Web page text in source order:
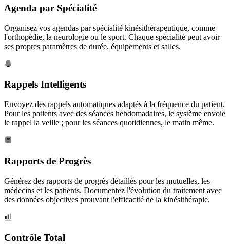
Agenda par Spécialité
Organisez vos agendas par spécialité kinésithérapeutique, comme
l'orthopédie, la neurologie ou le sport. Chaque spécialité peut avoir
ses propres paramètres de durée, équipements et salles.
Rappels Intelligents
Envoyez des rappels automatiques adaptés à la fréquence du patient.
Pour les patients avec des séances hebdomadaires, le système envoie
le rappel la veille ; pour les séances quotidiennes, le matin même.
Rapports de Progrès
Générez des rapports de progrès détaillés pour les mutuelles, les
médecins et les patients. Documentez l'évolution du traitement avec
des données objectives prouvant l'efficacité de la kinésithérapie.
Contrôle Total